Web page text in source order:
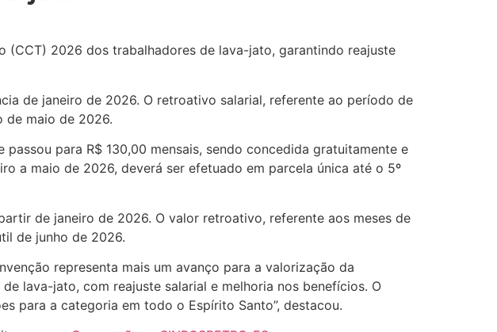
(CCT) 2026 dos trabalhadores de lava-jato, garantindo reajuste
de janeiro de 2026. O retroativo salarial, referente ao período de
de maio de 2026.
para R$ 130,00 mensais, sendo concedida gratuitamente e
a maio de 2026, deverá ser efetuado em parcela única até o 5º
de janeiro de 2026. O valor retroativo, referente aos meses de
de junho de 2026.
representa mais um avanço para a valorização da
lava-jato, com reajuste salarial e melhoria nos benefícios. O
para a categoria em todo o Espírito Santo”, destacou.